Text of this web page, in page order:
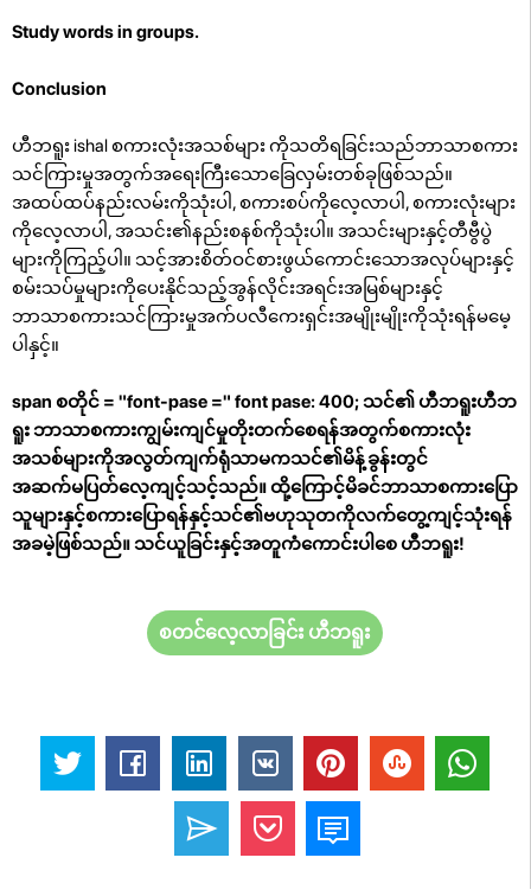
Study words in groups.
Conclusion
ဟီဘရူး ishal စကားလုံးအသစ်များ ကိုသတိရခြင်းသည်ဘာသာစကား
သင်ကြားမှုအတွက်အရေးကြီးသောခြေလှမ်းတစ်ခုဖြစ်သည်။
အထပ်ထပ်နည်းလမ်းကိုသုံးပါ, စကားစပ်ကိုလေ့လာပါ, စကားလုံးများ
ကိုလေ့လာပါ, အသင်း၏နည်းစနစ်ကိုသုံးပါ။ အသင်းများနှင့်တီဗွီပွဲ
များကိုကြည့်ပါ။ သင့်အားစိတ်ဝင်စားဖွယ်ကောင်းသောအလုပ်များနှင့်
စမ်းသပ်မှုများကိုပေးနိုင်သည့်အွန်လိုင်းအရင်းအမြစ်များနှင့်
ဘာသာစကားသင်ကြားမှုအက်ပလီကေးရှင်းအမျိုးမျိုးကိုသုံးရန်မမေ့
ပါနှင့်။
span စတိုင် = "font-pase =" font pase: 400; သင်၏ ဟီဘရူးဟီဘ
ရူး ဘာသာစကားကျွမ်းကျင်မှုတိုးတက်စေရန်အတွက်စကားလုံး
အသစ်များကိုအလွတ်ကျက်ရုံသာမကသင်၏မိန့်ခွန်းတွင်
အဆက်မပြတ်လေ့ကျင့်သင့်သည်။ ထို့ကြောင့်မိခင်ဘာသာစကားပြော
သူများနှင့်စကားပြောရန်နှင့်သင်၏ဗဟုသုတကိုလက်တွေ့ကျင့်သုံးရန်
အခမဲ့ဖြစ်သည်။ သင်ယူခြင်းနှင့်အတူကံကောင်းပါစေ ဟီဘရူး!
စတင်လေ့လာခြင်း ဟီဘရူး